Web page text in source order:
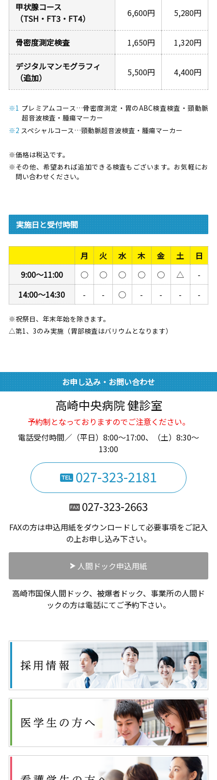
甲状腺コース
（TSH・FT3・FT4）
6,600円 5,280円
骨密度測定検査 1,650円 1,320円
デジタルマンモグラフィ
（追加）
5,500円 4,400円
※1 プレミアムコース…骨密度測定・胃のABC検査検査・頸動脈
超音波検査・腫瘍マーカー
※2 スペシャルコース…頸動脈超音波検査・腫瘍マーカー
※価格は税込です。
※その他、希望あれば追加できる検査もございます。お気軽にお
問い合わせください。
実施日と受付時間
月 火 水 木 金 土
日
9:00～11:00
○ ○ ○ ○ ○ △
-
14:00～14:30
- - ○ - - - -
※祝祭日、年末年始を除きます。
△第1、3のみ実施（胃部検査はバリウムとなります）
お申し込み・お問い合わせ
高崎中央病院 健診室
予約制となっておりますのでご注意ください。
電話受付時間／（平日）8:00～17:00、（土）8:30～
13:00
027-323-2181
027-323-2663
FAXの方は申込用紙をダウンロードして必要事項をご記入
の上お申し込み下さい。
人間ドック申込用紙
高崎市国保人間ドック、被爆者ドック、事業所の人間ド
ックの方は電話にてご予約下さい。